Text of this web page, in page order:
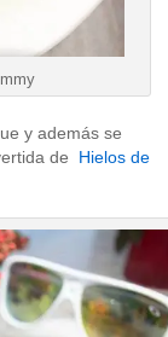
y además se
de Hielos de